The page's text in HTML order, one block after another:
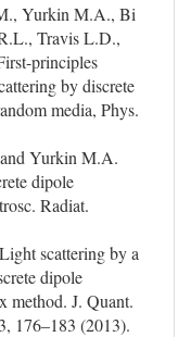
Yurkin M.A., Bi
Travis L.D.,
principles
by discrete
media, Phys.
Yurkin M.A.
dipole
Radiat.
scattering by a
dipole
method. J. Quant.
176–183 (2013).